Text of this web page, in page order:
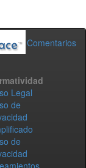
Comentarios
Legal
de
de